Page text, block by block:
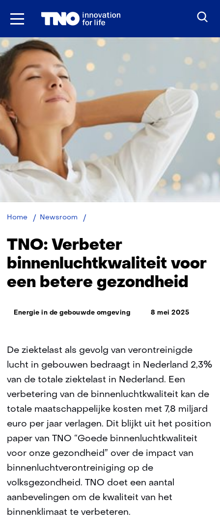
Ga
Home Newsroom
binnenluchtkwaliteit
voor
een
betere
gezondheid
TNO: Verbeter
binnenluchtkwaliteit voor
een betere gezondheid
Thema:
Energie in de gebouwde omgeving 8 mei 2025
De ziektelast als gevolg van verontreinigde
lucht in gebouwen bedraagt in Nederland 2,3%
van de totale ziektelast in Nederland. Een
verbetering van de binnenluchtkwaliteit kan de
totale maatschappelijke kosten met 7,8 miljard
euro per jaar verlagen. Dit blijkt uit het position
paper van TNO “Goede binnenluchtkwaliteit
voor onze gezondheid” over de impact van
binnenluchtverontreiniging op de
volksgezondheid. TNO doet een aantal
aanbevelingen om de kwaliteit van het
binnenklimaat te verbeteren.